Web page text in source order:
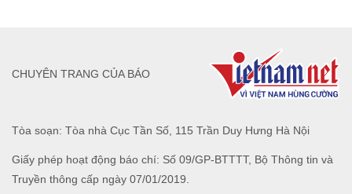
Tòa soạn: Tòa nhà Cục Tần Số, 115 Trần Duy Hưng Hà Nội
Giấy phép hoạt động báo chí: Số 09/GP-BTTTT, Bộ Thông tin và
Truyền thông cấp ngày 07/01/2019.
CHUYÊN TRANG CỦA BÁO